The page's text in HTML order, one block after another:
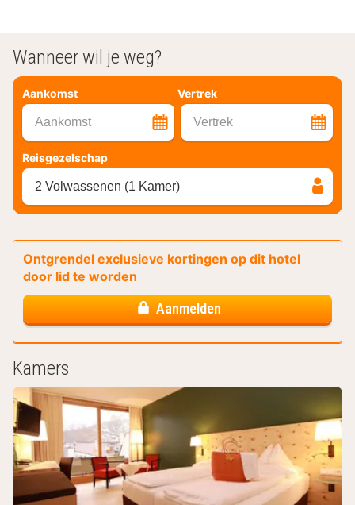
Wanneer wil je weg?
Aankomst Vertrek
Aankomst Vertrek
Reisgezelschap
2 Volwassenen (1 Kamer)
Ontgrendel exclusieve kortingen op dit hotel
door lid te worden
Aanmelden
Kamers